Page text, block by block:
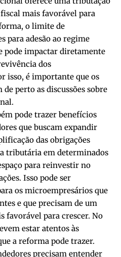
mais favorável para
o limite de
para adesão ao regime
pode impactar diretamente
dos
isso, é importante que os
perto as discussões sobre
pode trazer benefícios
que buscam expandir
das obrigações
tributária em determinados
para reinvestir no
Isso pode ser
os microempresários que
e que precisam de um
favorável para crescer. No
estar atentos às
a reforma pode trazer.
precisam entender